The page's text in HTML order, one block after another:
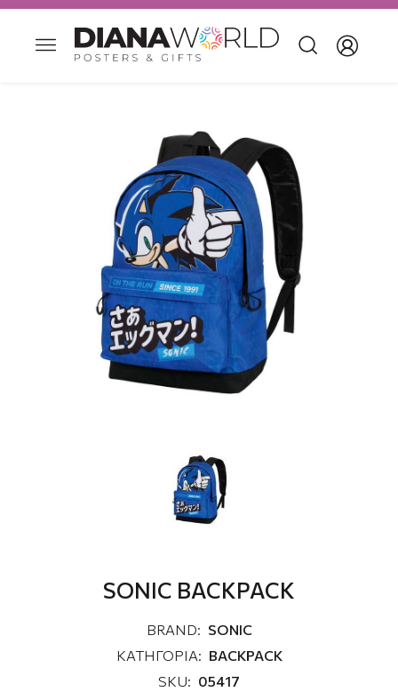
SONIC BACKPACK
BRAND: SONIC
ΚΑΤΗΓΟΡΙΑ: BACKPACK
SKU: 05417